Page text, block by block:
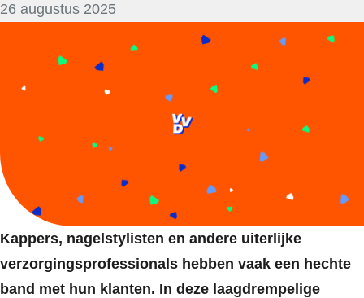
26 augustus 2025
Kappers, nagelstylisten en andere uiterlijke
verzorgingsprofessionals hebben vaak een hechte
band met hun klanten. In deze laagdrempelige